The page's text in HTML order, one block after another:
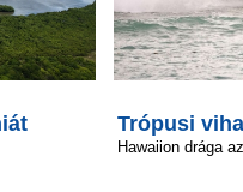
Trópusi
Hawaiion drága